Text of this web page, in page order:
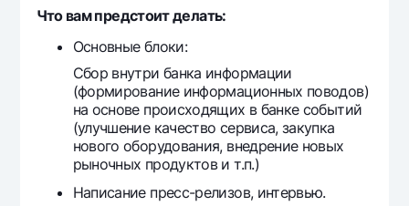
Ищите по сайту
Найти
Полезные ссылки
Часто задаваемые вопросы
Пресс-центр
Что вам предстоит делать:
Основные блоки:
Сбор внутри банка информации
(формирование информационных поводов)
на основе происходящих в банке событий
(улучшение качество сервиса, закупка
нового оборудования, внедрение новых
рыночных продуктов и т.п.)
Написание пресс-релизов, интервью.